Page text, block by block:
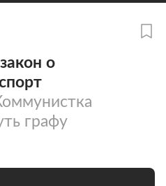
о
графу